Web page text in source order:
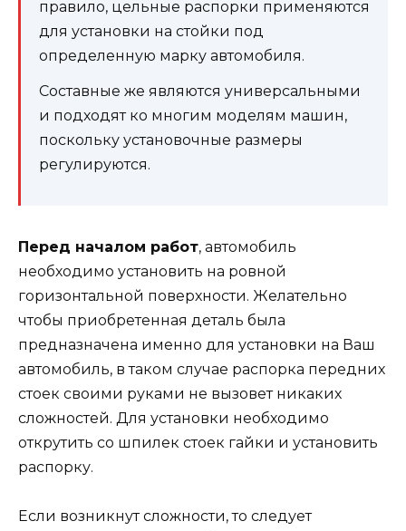
правило, цельные распорки применяются
для установки на стойки под
определенную марку автомобиля.
Составные же являются универсальными
и подходят ко многим моделям машин,
поскольку установочные размеры
регулируются.
Перед началом работ, автомобиль
необходимо установить на ровной
горизонтальной поверхности. Желательно
чтобы приобретенная деталь была
предназначена именно для установки на Ваш
автомобиль, в таком случае распорка передних
стоек своими руками не вызовет никаких
сложностей. Для установки необходимо
открутить со шпилек стоек гайки и установить
распорку.
Если возникнут сложности, то следует